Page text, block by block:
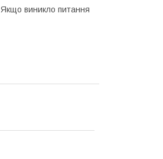
Якщо виникло питання